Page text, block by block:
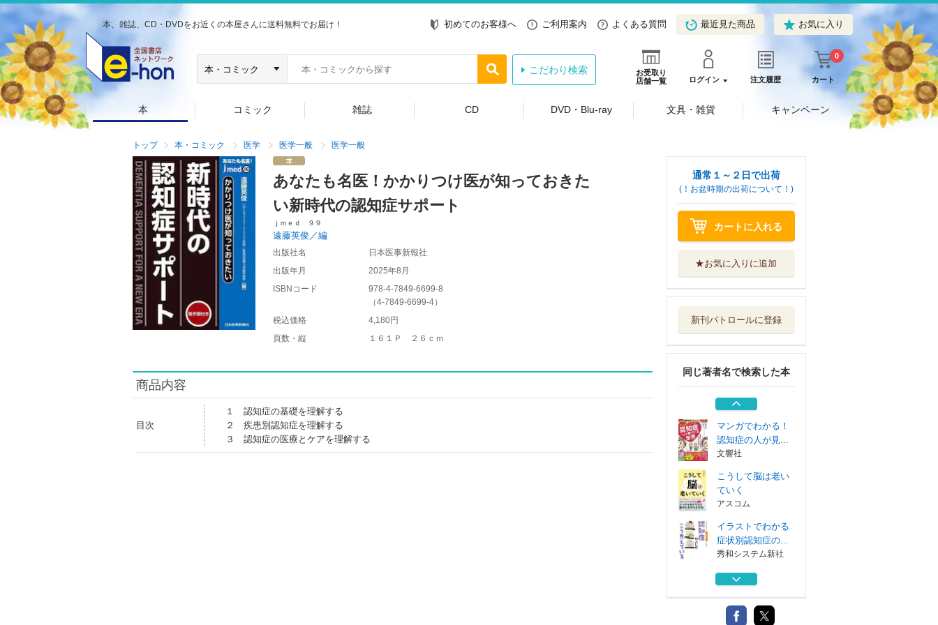
本、雑誌、CD・DVDをお近くの本屋さんに送料無料でお届け！ 初めてのお客様へ ご利用案内 よくある質問 最近見た商品 お気に入り
お受取り
店舗一覧
ログイン 注文履歴 カート
0
こだわり検索
本 コミック 雑誌 CD DVD・Blu-ray 文具・雑貨 キャンペーン
トップ 本・コミック 医学 医学一般 医学一般
あなたも名医！かかりつけ医が知っておきた
い新時代の認知症サポート
ｊｍｅｄ ９９
遠藤英俊／編
出版社名
日本医事新報社
出版年月
2025年8月
ISBNコード
978-4-7849-6699-8
（4-7849-6699-4）
税込価格
4,180円
頁数・縦
１６１Ｐ ２６ｃｍ
商品内容
目次
１ 認知症の基礎を理解する
２ 疾患別認知症を理解する
３ 認知症の医療とケアを理解する
通常１～２日で出荷
(！お盆時期の出荷について！)
カートに入れる
★お気に入りに追加
新刊パトロールに登録
同じ著者名で検索した本
イラストでわかる
症状別認知症の...
マンガでわかる！
文響社
自分と家族の認知
症の介護と手続...
文響社
マンガでわかる！
認知症の人が見...
文響社
こうして脳は老い
ていく
アスコム
イラストでわかる
症状別認知症の...
秀和システム新社
マンガでわかる！
文響社